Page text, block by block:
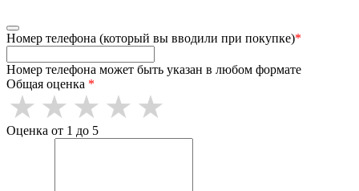
Номер телефона (который вы вводили при покупке)*
Номер телефона может быть указан в любом формате
Общая оценка *
Оценка от 1 до 5